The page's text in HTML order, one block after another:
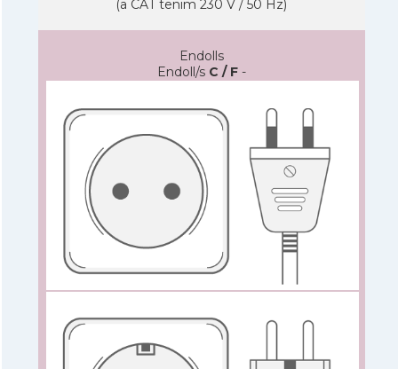
(a CAT tenim 230 V / 50 Hz)
Endolls
Endoll/s C / F-